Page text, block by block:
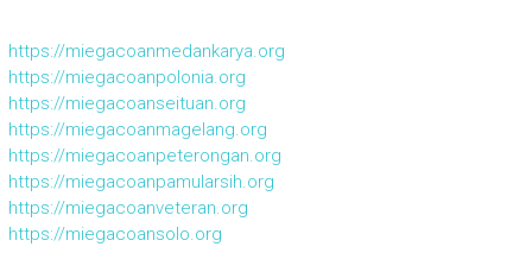
https://miegacoanmedankarya.org
https://miegacoanpolonia.org
https://miegacoanseituan.org
https://miegacoanmagelang.org
https://miegacoanpeterongan.org
https://miegacoanpamularsih.org
https://miegacoanveteran.org
https://miegacoansolo.org